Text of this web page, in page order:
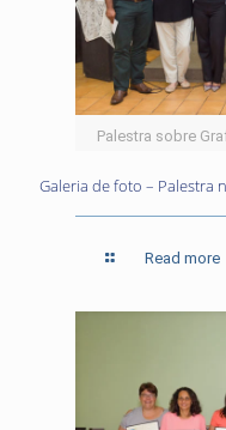
Palestra sobre
Galeria de foto – Palestra
Read more